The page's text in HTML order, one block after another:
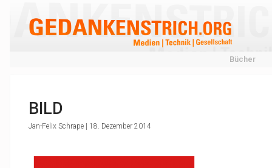
Bücher
BILD
Jan-Felix Schrape | 18. Dezember 2014